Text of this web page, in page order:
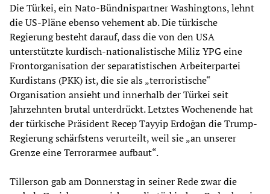
Die Türkei, ein Nato-Bündnispartner Washingtons, lehnt
die US-Pläne ebenso vehement ab. Die türkische
Regierung besteht darauf, dass die von den USA
unterstützte kurdisch-nationalistische Miliz YPG eine
Frontorganisation der separatistischen Arbeiterpartei
Kurdistans (PKK) ist, die sie als „terroristische“
Organisation ansieht und innerhalb der Türkei seit
Jahrzehnten brutal unterdrückt. Letztes Wochenende hat
der türkische Präsident Recep Tayyip Erdoğan die Trump-
Regierung schärfstens verurteilt, weil sie „an unserer
Grenze eine Terrorarmee aufbaut“.
Tillerson gab am Donnerstag in seiner Rede zwar die